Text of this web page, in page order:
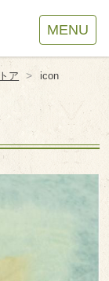
MENU
ア > icon